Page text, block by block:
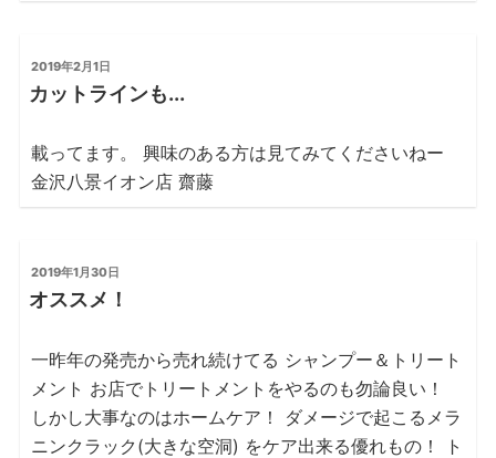
投
稿
日:
2019年2月1日
カットラインも...
載ってます。 興味のある方は見てみてくださいねー
金沢八景イオン店 齋藤
投
稿
日:
2019年1月30日
オススメ！
一昨年の発売から売れ続けてる シャンプー＆トリート
メント お店でトリートメントをやるのも勿論良い！
しかし大事なのはホームケア！ ダメージで起こるメラ
ニンクラック(大きな空洞) をケア出来る優れもの！ ト